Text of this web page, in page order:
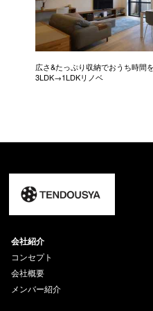
広さ&たっぷり収納でおうち時間
3LDK→1LDKリノベ
会社紹介
コンセプト
会社概要
メンバー紹介